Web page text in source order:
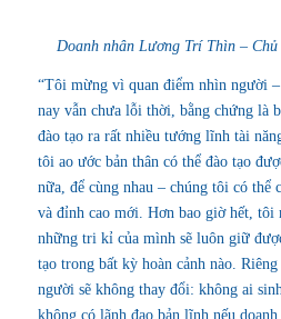
Doanh nhân Lương Trí Thìn –
“Tôi mừng vì quan điểm nhìn người
nay vẫn chưa lỗi thời, bằng chứng là
đào tạo ra rất nhiều tướng lĩnh tài
tôi ao ước bản thân có thể đào tạo
nữa, để cùng nhau – chúng tôi có thể
và đỉnh cao mới. Hơn bao giờ hết, tôi
những tri kỉ của mình sẽ luôn giữ
tạo trong bất kỳ hoàn cảnh nào.
người sẽ không thay đổi: không ai
không có lãnh đạo bản lĩnh nếu